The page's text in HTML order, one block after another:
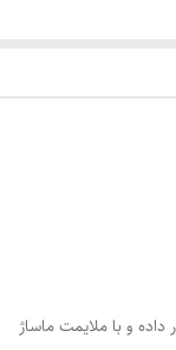
داده و با ملایمت ماساژ